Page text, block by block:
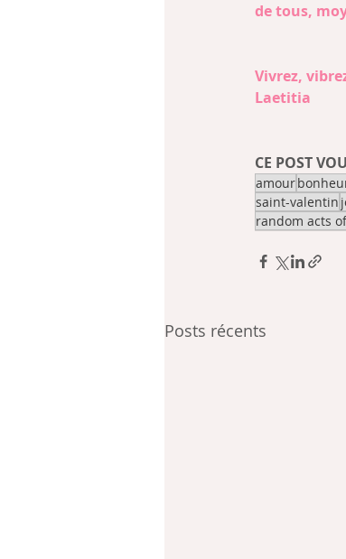
de tous,
Vivrez,
Laetitia
CE POST
amour
saint-valentin
random acts
Posts récents